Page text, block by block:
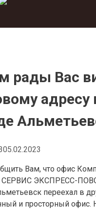
рады Вас
адресу
05.02.2023
Вам, что офис
СЕРВИС ЭКСПРЕСС-
переехал в
и просторный офис.